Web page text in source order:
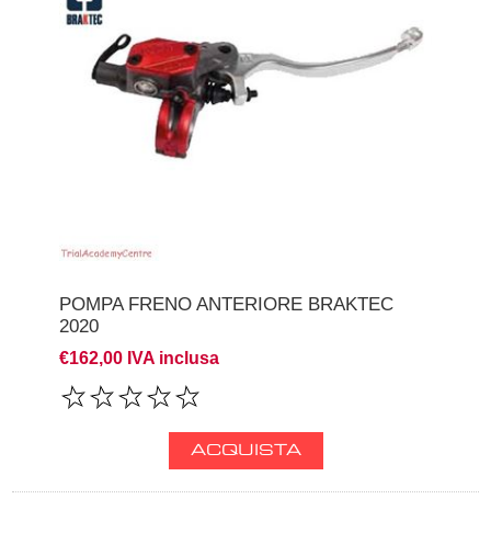
POMPA FRENO ANTERIORE BRAKTEC
2020
€162,00 IVA inclusa